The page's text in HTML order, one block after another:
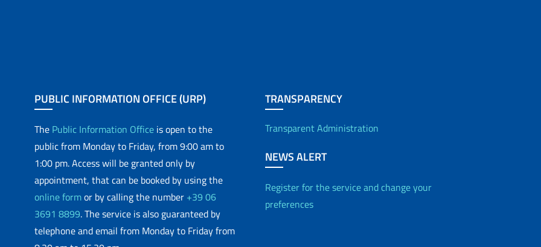
PUBLIC INFORMATION OFFICE (URP)
The Public Information Office is open to the
public from Monday to Friday, from 9:00 am to
1:00 pm. Access will be granted only by
appointment, that can be booked by using the
online formor by calling the number +39 06
3691 8899. The service is also guaranteed by
telephone and email from Monday to Friday from
TRANSPARENCY
Transparent Administration
NEWS ALERT
Register for the service and change your
preferences